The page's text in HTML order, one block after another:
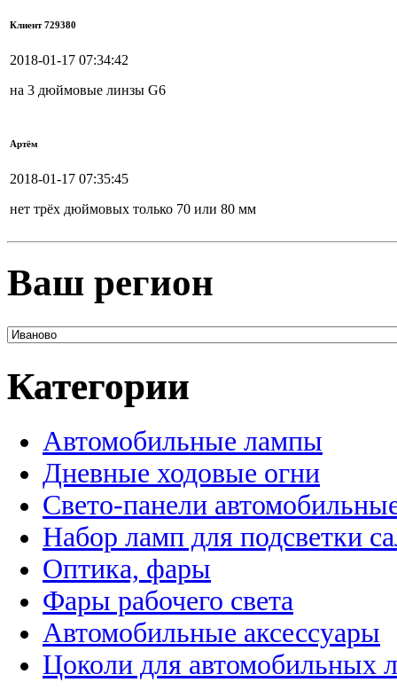
Клиент 729380
2018-01-17 07:34:42
на 3 дюймовые линзы G6
Артём
2018-01-17 07:35:45
нет трёх дюймовых только 70 или 80 мм
Ваш регион
Категории
Автомобильные лампы
Дневные ходовые огни
Свето-панели
Набор ламп для подсветки
Оптика, фары
Фары рабочего света
Автомобильные аксессуары
Цоколи для автомобильных